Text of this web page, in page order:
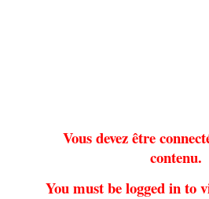
Vous devez être
contenu.
You must be logged in to